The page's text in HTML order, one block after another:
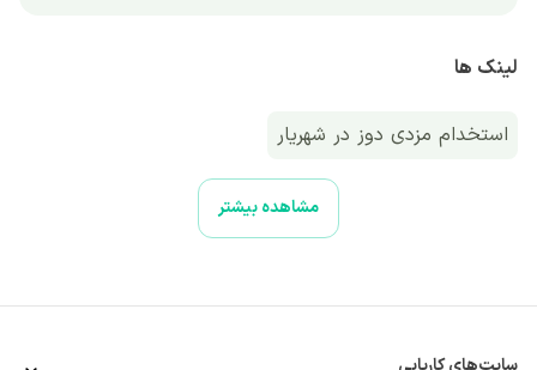
لینک ها
استخدام مزدی دوز در شهریار
استخدام مزدی دوز در تهران به صورت ‌دورکاری
مشاهده بیشتر